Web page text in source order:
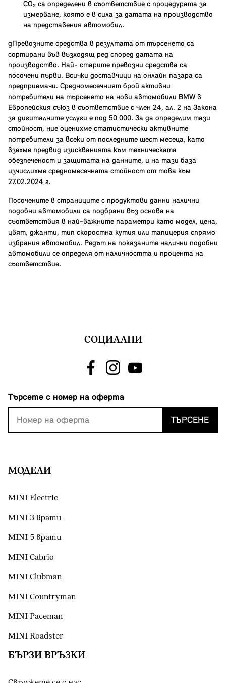
CO₂ са определени в съответствие с процедурата за
измерване, която е в сила за датата на производство
на представения автомобил.
gПревозните средства в резултата от търсенето са
сортирани във възходящ ред според датата на
производство. Най- старите превозни средства са
посочени първи. Всички доставчици на онлайн пазара са
предприемачи. Средномесечният брой активни
потребители на търсенето на нови автомобили BMW в
Европейския съюз в съответствие с член 24, ал. 2 на Закона
за дигиталните услуги е под 50 000. За да определим тази
стойност, ние оценихме статистически активните
потребители за всеки от последните шест месеца, като
взехме предвид изискванията към техническата
обезпеченост и защитата на данните, и на тази база
изчислихме средномесечната стойност от това към
27.02.2024 г.
Посочените в страниците с продуктови данни налични
подобни автомобили са подбрани въз основа на
съответствия в най-важните параметри като модел, цена,
цвят, джанти, тип скоростна кутия или тапицерия спрямо
избрания автомобил. Редът на показаните налични подобни
автомобили се определя от наличността и процента на
съответствие.
СОЦИАЛНИ
Търсете с номер на оферта
ТЪРСЕНЕ
МОДЕЛИ
MINI Electric
MINI 3 врати
MINI 5 врати
MINI Cabrio
MINI Clubman
MINI Countryman
MINI Paceman
MINI Roadster
БЪРЗИ ВРЪЗКИ